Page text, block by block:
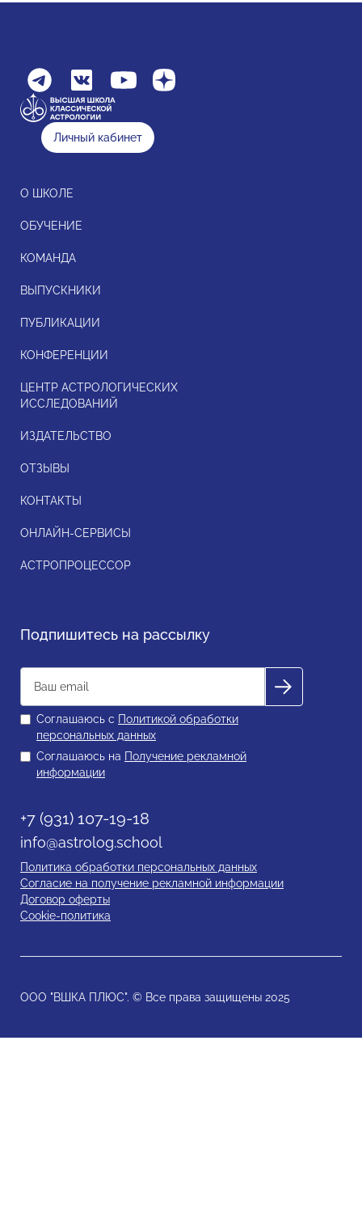
Личный кабинет
О ШКОЛЕ
ОБУЧЕНИЕ
КОМАНДА
ВЫПУСКНИКИ
ПУБЛИКАЦИИ
КОНФЕРЕНЦИИ
ЦЕНТР АСТРОЛОГИЧЕСКИХ
ИССЛЕДОВАНИЙ
ИЗДАТЕЛЬСТВО
ОТЗЫВЫ
КОНТАКТЫ
ОНЛАЙН-СЕРВИСЫ
АСТРОПРОЦЕССОР
Подпишитесь на рассылку
Соглашаюсь с Политикой обработки
персональных данных
Соглашаюсь на Получение рекламной
информации
+7 (931) 107-19-18
info@astrolog.school
Политика обработки персональных данных
Согласие на получение рекламной информации
Договор оферты
Cookie-политика
ООО "ВШКА ПЛЮС". © Все права защищены 2025